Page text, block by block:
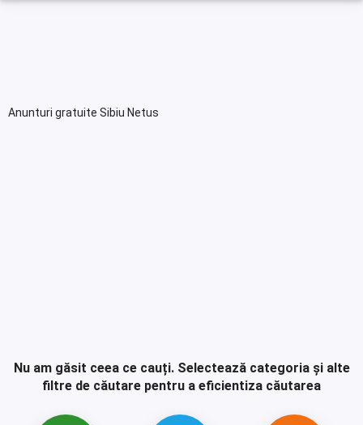
Anunturi gratuite Sibiu Netus
Nu am găsit ceea ce cauți. Selectează categoria și alte
filtre de căutare pentru a eficientiza căutarea